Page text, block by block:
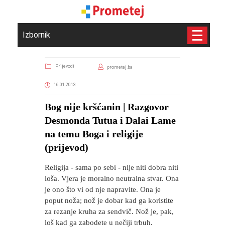
Izbornik
Prijevodi prometej.ba
16.01.2013
Bog nije kršćanin | Razgovor
Desmonda Tutua i Dalai Lame
na temu Boga i religije
(prijevod)
Religija - sama po sebi - nije niti dobra niti
loša. Vjera je moralno neutralna stvar. Ona
je ono što vi od nje napravite. Ona je
poput noža; nož je dobar kad ga koristite
za rezanje kruha za sendvič. Nož je, pak,
loš kad ga zabodete u nečiji trbuh.